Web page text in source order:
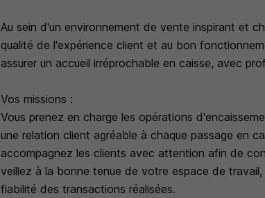
Au sein d'un environnement de vente inspirant et
qualité de l'expérience client et au bon
assurer un accueil irréprochable en caisse, avec
Vos missions :
Vous prenez en charge les opérations
une relation client agréable à chaque passage en
accompagnez les clients avec attention afin de
veillez à la bonne tenue de votre espace de
fiabilité des transactions réalisées.